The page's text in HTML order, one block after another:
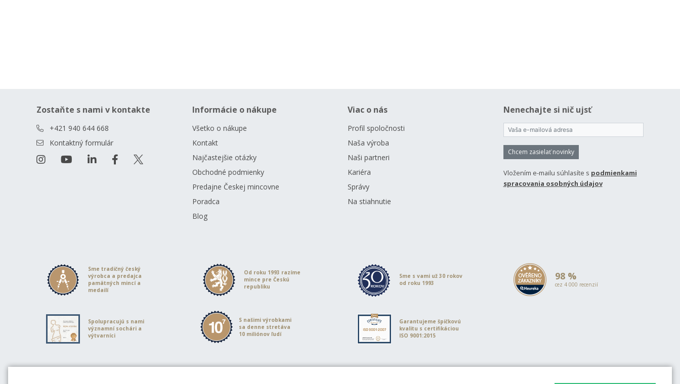
Zostaňte s nami v kontakte
+421 940 644 668
Kontaktný formulár
Informácie o nákupe
Všetko o nákupe
Kontakt
Najčastejšie otázky
Obchodné podmienky
Predajne Českej mincovne
Poradca
Blog
Viac o nás
Profil spoločnosti
Naša výroba
Naši partneri
Kariéra
Správy
Na stiahnutie
Nenechajte si nič ujsť
Chcem zasielať novinky
Vložením e-mailu súhlasíte s podmienkami
spracovania osobných údajov
Sme tradičný český
výrobca a predajca
pamätných mincí a
medailí
Od roku 1993 razíme
mince pre Českú
republiku
Sme s vami už 30 rokov
od roku 1993
98 %
cez 4 000 recenzií
Spolupracujú s nami
významní sochári a
výtvarníci
S našimi výrobkami
sa denne stretáva
10 miliónov ľudí
Garantujeme špičkovú
kvalitu s certifikáciou
ISO 9001:2015